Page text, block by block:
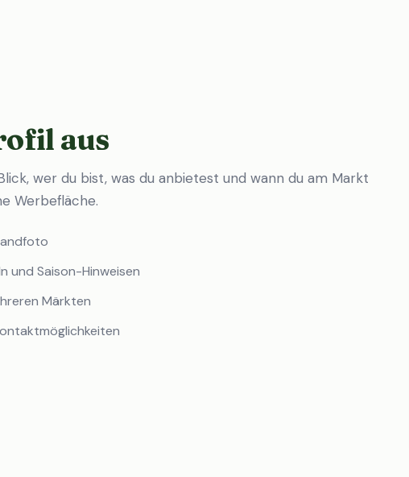
aus
wer du bist, was du anbietest und wann du am Markt
Werbefläche.
und Saison-Hinweisen
Märkten